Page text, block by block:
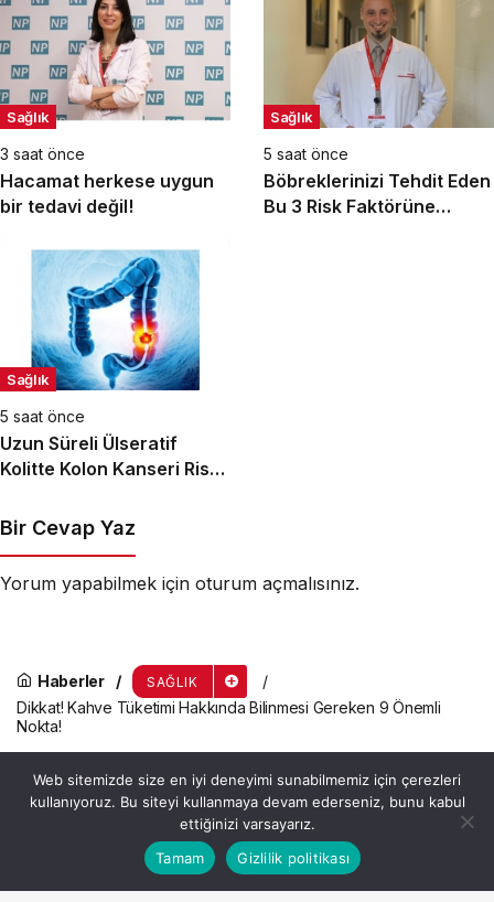
Sağlık
3 saat önce
Hacamat herkese uygun
bir tedavi değil!
Sağlık
5 saat önce
Böbreklerinizi Tehdit Eden
Bu 3 Risk Faktörüne
Sağlık
5 saat önce
Uzun Süreli Ülseratif
Kolitte Kolon Kanseri Riski
Bir Cevap Yaz
Yorum yapabilmek için oturum açmalısınız.
Haberler SAĞLIK
Dikkat! Kahve Tüketimi Hakkında Bilinmesi Gereken 9 Önemli
Nokta!
Dikkat! Kahve Tüketimi
Hakkında Bilinmesi Gereken 9
Önemli Nokta!
Bu web sitesinde en iyi deneyimi yaşamanızı sağlamak
için çerezler kullanılmaktadır.
Akış
Web sitemizde size en iyi deneyimi sunabilmemiz için çerezleri
kullanıyoruz. Bu siteyi kullanmaya devam ederseniz, bunu kabul
ettiğinizi varsayarız.
Tamam
Gizlilik politikası